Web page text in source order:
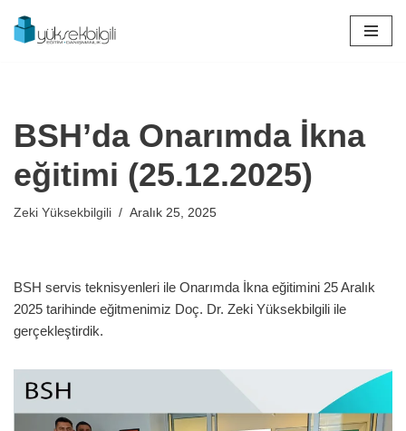
İçeriğe
BSH’da Onarımda İkna
eğitimi (25.12.2025)
Zeki Yüksekbilgili Aralık 25, 2025
BSH servis teknisyenleri ile Onarımda İkna eğitimini 25 Aralık
2025 tarihinde eğitmenimiz Doç. Dr. Zeki Yüksekbilgili ile
gerçekleştirdik.